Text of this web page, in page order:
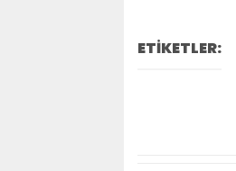
ETİKETLER: